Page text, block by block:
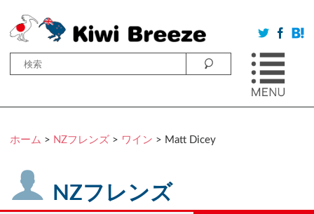
ホーム > NZフレンズ > ワイン > Matt Dicey
NZフレンズ